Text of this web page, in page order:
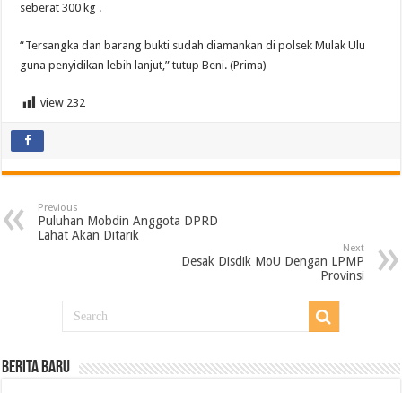
seberat 300 kg .
“Tersangka dan barang bukti sudah diamankan di polsek Mulak Ulu
guna penyidikan lebih lanjut,” tutup Beni. (Prima)
view 232
Previous
Puluhan Mobdin Anggota DPRD
Lahat Akan Ditarik
Next
Desak Disdik MoU Dengan LPMP
Provinsi
BERITA BARU